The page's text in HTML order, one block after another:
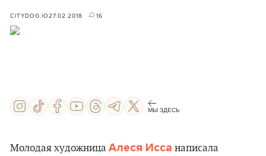
CITYDOG.IO27.02.2018 16
МЫ ЗДЕСЬ
Молодая художница Алеся Исса написала